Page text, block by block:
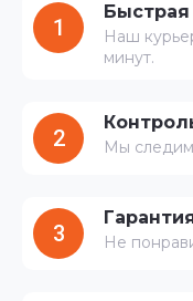
1
Быстрая
Наш
минут.
2 Мы следим
3 Не